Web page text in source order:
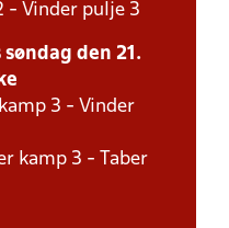
- Vinder pulje 3
den 21.
3 - Vinder
kamp 3 - Taber